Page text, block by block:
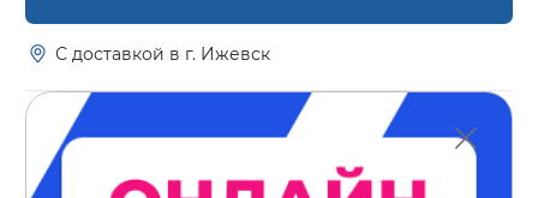
С доставкой в г. Ижевск